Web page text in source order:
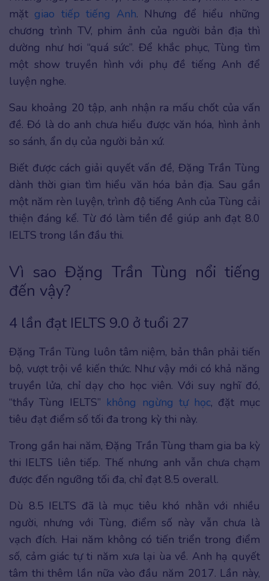
mặt giao tiếp tiếng Anh. Nhưng để hiểu những
chương trình TV, phim ảnh của người bản địa thì
dường như hơi “quá sức”. Để khắc phục, Tùng tìm
một show truyền hình với phụ đề tiếng Anh để
luyện nghe.
Sau khoảng 20 tập, anh nhận ra mấu chốt của vấn
đề. Đó là do anh chưa hiểu được văn hóa, hình ảnh
so sánh, ẩn dụ của người bản xứ.
Biết được cách giải quyết vấn đề, Đặng Trần Tùng
dành thời gian tìm hiểu văn hóa bản địa. Sau gần
một năm rèn luyện, trình độ tiếng Anh của Tùng cải
thiện đáng kể. Từ đó làm tiền đề giúp anh đạt 8.0
IELTS trong lần đầu thi.
Vì sao Đặng Trần Tùng nổi tiếng
đến vậy?
4 lần đạt IELTS 9.0 ở tuổi 27
Đặng Trần Tùng luôn tâm niệm, bản thân phải tiến
bộ, vượt trội về kiến thức. Như vậy mới có khả năng
truyền lửa, chỉ dạy cho học viên. Với suy nghĩ đó,
“thầy Tùng IELTS” không ngừng tự học, đặt mục
tiêu đạt điểm số tối đa trong kỳ thi này.
Trong gần hai năm, Đặng Trần Tùng tham gia ba kỳ
thi IELTS liên tiếp. Thế nhưng anh vẫn chưa chạm
được đến ngưỡng tối đa, chỉ đạt 8.5 overall.
Dù 8.5 IELTS đã là mục tiêu khó nhằn với nhiều
người, nhưng với Tùng, điểm số này vẫn chưa là
vạch đích. Hai năm không có tiến triển trong điểm
số, cảm giác tự ti năm xưa lại ùa về. Anh hạ quyết
tâm thi thêm lần nữa vào đầu năm 2017. Lần này,